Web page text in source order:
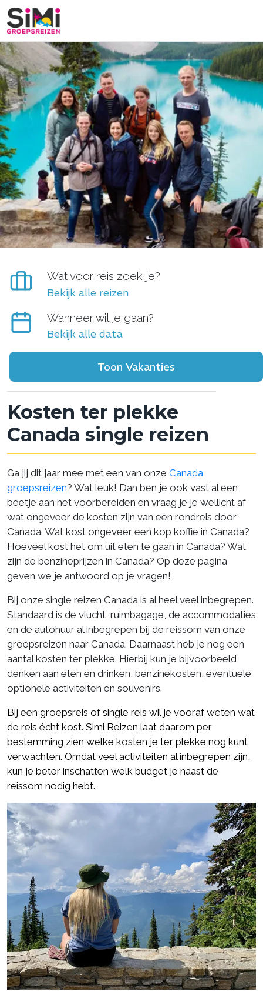
Wat voor reis zoek je?
Bekijk alle reizen
Wanneer wil je gaan?
Bekijk alle data
Toon Vakanties
Kosten ter plekke
Canada single reizen
Ga jij dit jaar mee met een van onze Canada
groepsreizen? Wat leuk! Dan ben je ook vast al een
beetje aan het voorbereiden en vraag je je wellicht af
wat ongeveer de kosten zijn van een rondreis door
Canada. Wat kost ongeveer een kop koffie in Canada?
Hoeveel kost het om uit eten te gaan in Canada? Wat
zijn de benzineprijzen in Canada? Op deze pagina
geven we je antwoord op je vragen!
Bij onze single reizen Canada is al heel veel inbegrepen.
Standaard is de vlucht, ruimbagage, de accommodaties
en de autohuur al inbegrepen bij de reissom van onze
groepsreizen naar Canada. Daarnaast heb je nog een
aantal kosten ter plekke. Hierbij kun je bijvoorbeeld
denken aan eten en drinken, benzinekosten, eventuele
optionele activiteiten en souvenirs.
Bij een groepsreis ofsingle reis wil je vooraf weten wat
de reis écht kost. Simi Reizen laat daarom per
bestemming zien welke kosten je ter plekke nog kunt
verwachten. Omdat veel activiteiten al inbegrepen zijn,
kun je beter inschatten welk budget je naast de
reissom nodig hebt.